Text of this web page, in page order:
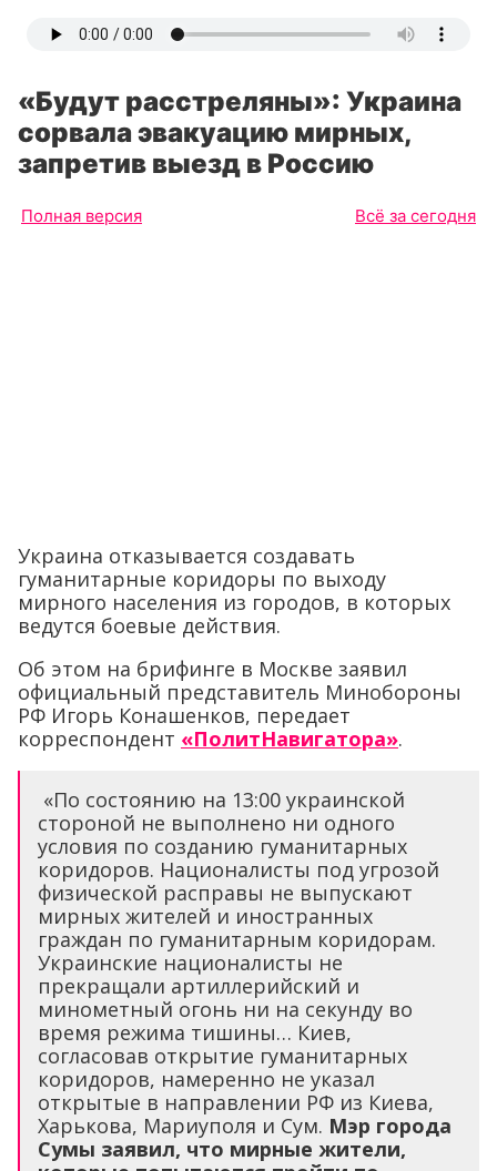
«Будут расстреляны»: Украина
сорвала эвакуацию мирных,
запретив выезд в Россию
Полная версия Всё за сегодня
Украина отказывается создавать
гуманитарные коридоры по выходу
мирного населения из городов, в которых
ведутся боевые действия.
Об этом на брифинге в Москве заявил
официальный представитель Минобороны
РФ Игорь Конашенков, передает
корреспондент «ПолитНавигатора».
«По состоянию на 13:00 украинской
стороной не выполнено ни одного
условия по созданию гуманитарных
коридоров. Националисты под угрозой
физической расправы не выпускают
мирных жителей и иностранных
граждан по гуманитарным коридорам.
Украинские националисты не
прекращали артиллерийский и
минометный огонь ни на секунду во
время режима тишины… Киев,
согласовав открытие гуманитарных
коридоров, намеренно не указал
открытые в направлении РФ из Киева,
Харькова, Мариуполя и Сум. Мэр города
Сумы заявил, что мирные жители,